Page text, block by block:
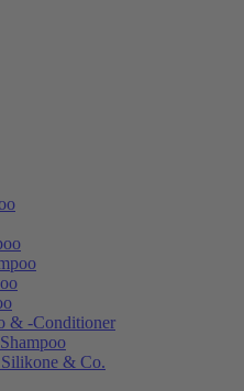
& -Conditioner
& Co.